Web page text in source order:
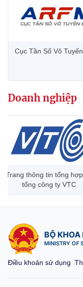
Cục Tần Số Vô
Doanh nghiệp
Trang thông tin tổng
tổng công ty VTC
BỘ KHOA
MINISTRY OF
Điều khoản sử dụng